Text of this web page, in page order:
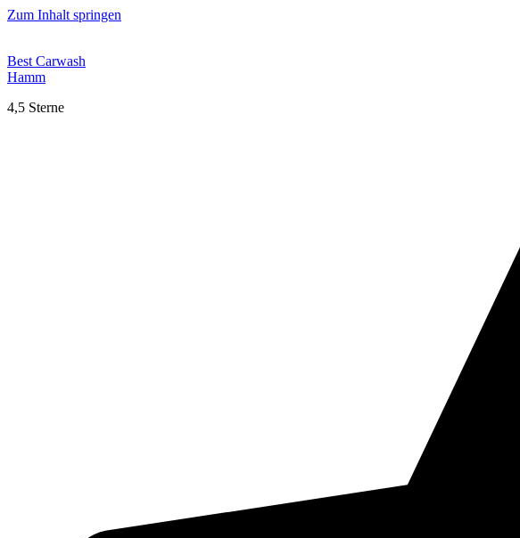
Zum Inhalt springen
Best Carwash
Hamm
4,5 Sterne